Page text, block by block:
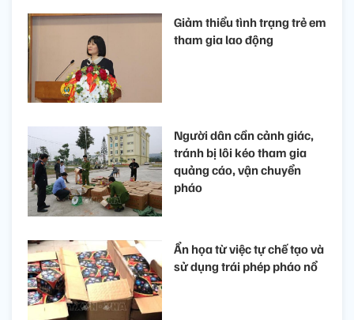
Giảm thiểu tình trạng trẻ em
tham gia lao động
Người dân cần cảnh giác,
tránh bị lôi kéo tham gia
quảng cáo, vận chuyển
pháo
Ẩn họa từ việc tự chế tạo và
sử dụng trái phép pháo nổ